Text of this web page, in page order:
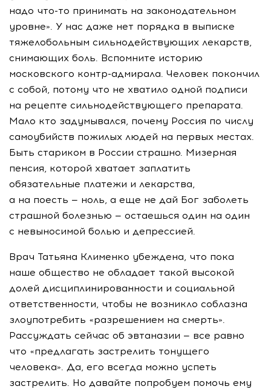
надо что-то принимать на законодательном
уровне». У нас даже нет порядка в выписке
тяжелобольным сильнодействующих лекарств,
снимающих боль. Вспомните историю
московского контр-адмирала. Человек покончил
с собой, потому что не хватило одной подписи
на рецепте сильнодействующего препарата.
Мало кто задумывался, почему Россия по числу
самоубийств пожилых людей на первых местах.
Быть стариком в России страшно. Мизерная
пенсия, которой хватает заплатить
обязательные платежи и лекарства,
а на поесть — ноль, а еще не дай Бог заболеть
страшной болезнью — остаешься один на один
с невыносимой болью и депрессией.
Врач Татьяна Клименко убеждена, что пока
наше общество не обладает такой высокой
долей дисциплинированности и социальной
ответственности, чтобы не возникло соблазна
злоупотребить «разрешением на смерть».
Рассуждать сейчас об эвтаназии — все равно
что «предлагать застрелить тонущего
человека». Да, его всегда можно успеть
застрелить. Но давайте попробуем помочь ему